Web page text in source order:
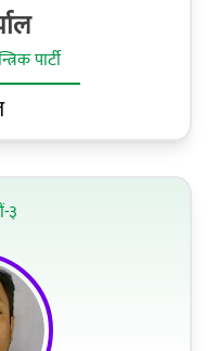
पार्टी
३